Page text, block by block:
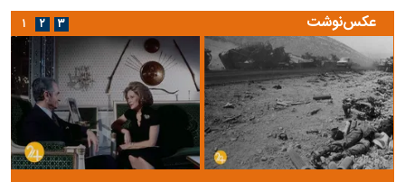
عکس‌نوشت ۱ ۲ ۳